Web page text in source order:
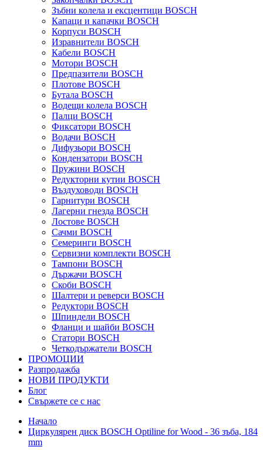
Зъбни колела и ексцентици BOSCH
Капаци и капачки BOSCH
Корпуси BOSCH
Изравнители BOSCH
Кабели BOSCH
Мотори BOSCH
Предпазители BOSCH
Плотове BOSCH
Бутала BOSCH
Водещи колела BOSCH
Палци BOSCH
Фиксатори BOSCH
Водачи BOSCH
Дифузьори BOSCH
Кондензатори BOSCH
Пружини BOSCH
Редукторни кутии BOSCH
Въздуховоди BOSCH
Гарнитури BOSCH
Лагерни гнезда BOSCH
Лостове BOSCH
Сачми BOSCH
Семеринги BOSCH
Сервизни комплекти BOSCH
Тампони BOSCH
Държачи BOSCH
Скоби BOSCH
Шалтери и реверси BOSCH
Редуктори BOSCH
Шпиндели BOSCH
Фланци и шайби BOSCH
Статори BOSCH
Четкодържатели BOSCH
ПРОМОЦИИ
Разпродажба
НОВИ ПРОДУКТИ
Блог
Свържете се с нас
Начало
Циркулярен диск BOSCH Optiline for Wood - 36 зъба, 184
mm